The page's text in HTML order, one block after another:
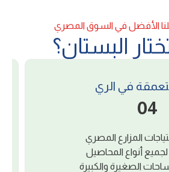
اﻷﻓﻀﻞ ﻓﻲ اﻟﺴﻮق اﻟﻤﺼﺮي
اﻟﺒﺴﺘﺎن؟
ﺳﻴﺎﺳﺔ اﻷﺳﻌﺎر واﻟﻤﺒﻴﻌﺎت
ﻓﻲ اﻟﺘﺴﻌﻴﺮ. اﻷﺳﻌﺎر ﺳﺎرﻳﺔ أﺳﺒﻮﻋﻴﺎً وﻻ
اﻟﺒﻴﻊ ﻧﻘﺪاً ﻓﻘﻂ ﻣﻊ ﺗﺴﻠﻴﻢ اﻟﺒﻀﺎﻋﺔ
اﻟﻤﺼﻨﻊ ﻟﻀﻤﺎن اﻟﺤﺼﻮل ﻋﻠﻰ أﻓﻀﻞ ﺳﻌﺮ